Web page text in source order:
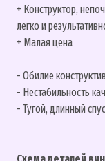
+ Конструктор,
легко и
+ Малая цена
- Обилие
- Нестабильность
- Тугой, длинный
Схема деталей